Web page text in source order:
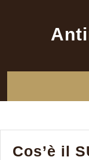
Cos’è il